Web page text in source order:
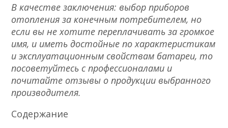
В качестве заключения: выбор приборов
отопления за конечным потребителем, но
если вы не хотите переплачивать за громкое
имя, и иметь достойные по характеристикам
и эксплуатационным свойствам батареи, то
посоветуйтесь с профессионалами и
почитайте отзывы о продукции выбранного
производителя.
Содержание